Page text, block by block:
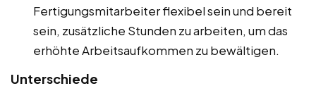
Fertigungsmitarbeiter flexibel sein und bereit
sein, zusätzliche Stunden zu arbeiten, um das
erhöhte Arbeitsaufkommen zu bewältigen.
Unterschiede